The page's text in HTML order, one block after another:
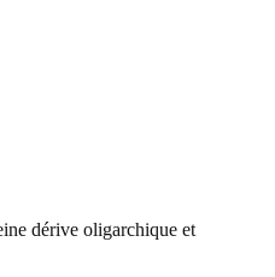
dérive oligarchique et